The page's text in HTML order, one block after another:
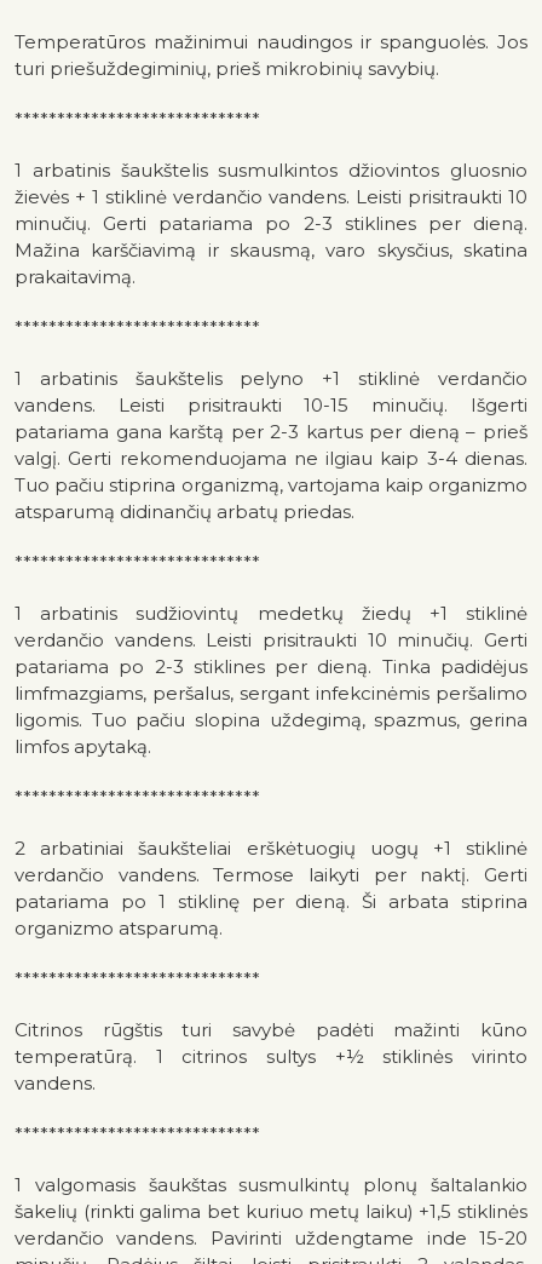
Temperatūros mažinimui naudingos ir spanguolės. Jos
turi priešuždegiminių, prieš mikrobinių savybių.
*****************************
1 arbatinis šaukštelis susmulkintos džiovintos gluosnio
žievės + 1 stiklinė verdančio vandens. Leisti prisitraukti 10
minučių. Gerti patariama po 2-3 stiklines per dieną.
Mažina karščiavimą ir skausmą, varo skysčius, skatina
prakaitavimą.
*****************************
1 arbatinis šaukštelis pelyno +1 stiklinė verdančio
vandens. Leisti prisitraukti 10-15 minučių. Išgerti
patariama gana karštą per 2-3 kartus per dieną – prieš
valgį. Gerti rekomenduojama ne ilgiau kaip 3-4 dienas.
Tuo pačiu stiprina organizmą, vartojama kaip organizmo
atsparumą didinančių arbatų priedas.
*****************************
1 arbatinis sudžiovintų medetkų žiedų +1 stiklinė
verdančio vandens. Leisti prisitraukti 10 minučių. Gerti
patariama po 2-3 stiklines per dieną. Tinka padidėjus
limfmazgiams, peršalus, sergant infekcinėmis peršalimo
ligomis. Tuo pačiu slopina uždegimą, spazmus, gerina
limfos apytaką.
*****************************
2 arbatiniai šaukšteliai erškėtuogių uogų +1 stiklinė
verdančio vandens. Termose laikyti per naktį. Gerti
patariama po 1 stiklinę per dieną. Ši arbata stiprina
organizmo atsparumą.
*****************************
Citrinos rūgštis turi savybė padėti mažinti kūno
temperatūrą. 1 citrinos sultys +½ stiklinės virinto
vandens.
*****************************
1 valgomasis šaukštas susmulkintų plonų šaltalankio
šakelių (rinkti galima bet kuriuo metų laiku) +1,5 stiklinės
verdančio vandens. Pavirinti uždengtame inde 15-20